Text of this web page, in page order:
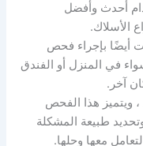
أحدث وأفضل
الأسلاك.
أيضًا بإجراء فحص
في المنزل أو الفندق
آخر.
ويتميز هذا الفحص
طبيعة المشكلة
معها وحلها.